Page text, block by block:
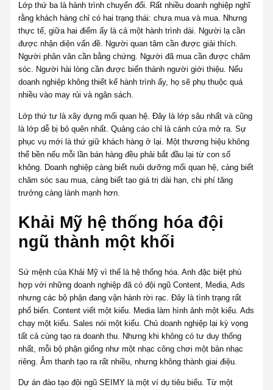
Lớp thứ ba là hành trình chuyển đổi. Rất nhiều doanh nghiệp nghĩ
rằng khách hàng chỉ có hai trạng thái: chưa mua và mua. Nhưng
thực tế, giữa hai điểm ấy là cả một hành trình dài. Người lạ cần
được nhận diện vấn đề. Người quan tâm cần được giải thích.
Người phân vân cần bằng chứng. Người đã mua cần được chăm
sóc. Người hài lòng cần được biến thành người giới thiệu. Nếu
doanh nghiệp không thiết kế hành trình ấy, họ sẽ phụ thuộc quá
nhiều vào may rủi và ngân sách.
Lớp thứ tư là xây dựng mối quan hệ. Đây là lớp sâu nhất và cũng
là lớp dễ bị bỏ quên nhất. Quảng cáo chỉ là cánh cửa mở ra. Sự
phục vụ mới là thứ giữ khách hàng ở lại. Một thương hiệu không
thể bền nếu mỗi lần bán hàng đều phải bắt đầu lại từ con số
không. Doanh nghiệp càng biết nuôi dưỡng mối quan hệ, càng biết
chăm sóc sau mua, càng biết tạo giá trị dài hạn, chi phí tăng
trưởng càng lành mạnh hơn.
Khải Mỹ hệ thống hóa đội
ngũ thành một khối
Sứ mệnh của Khải Mỹ vì thế là hệ thống hóa. Anh đặc biệt phù
hợp với những doanh nghiệp đã có đội ngũ Content, Media, Ads
nhưng các bộ phận đang vận hành rời rạc. Đây là tình trạng rất
phổ biến. Content viết một kiểu. Media làm hình ảnh một kiểu. Ads
chạy một kiểu. Sales nói một kiểu. Chủ doanh nghiệp lại kỳ vọng
tất cả cùng tạo ra doanh thu. Nhưng khi không có tư duy thống
nhất, mỗi bộ phận giống như một nhạc công chơi một bản nhạc
riêng. Âm thanh tạo ra rất nhiều, nhưng không thành giai điệu.
Dự án đào tạo đội ngũ SEIMY là một ví dụ tiêu biểu. Từ một